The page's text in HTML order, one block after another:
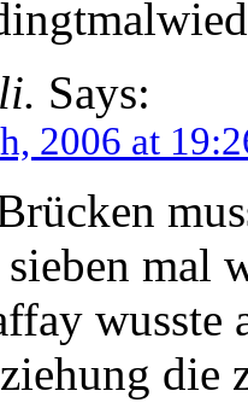
Says:
2006 at
mal
wusste